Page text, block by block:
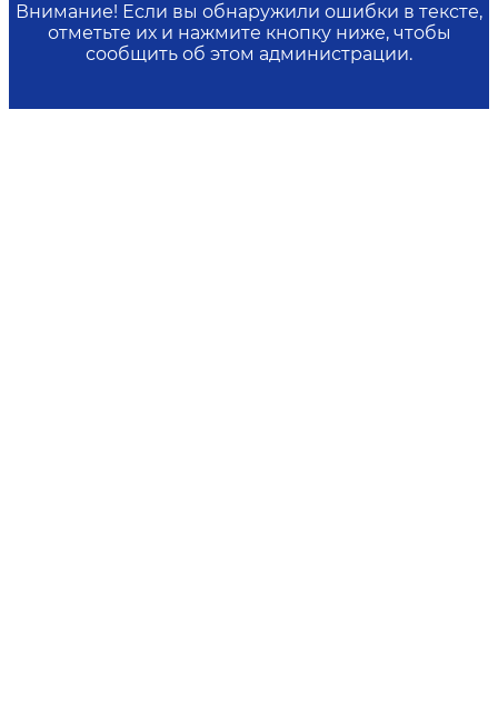
Внимание! Если вы обнаружили ошибки в тексте,
отметьте их и нажмите кнопку ниже, чтобы
сообщить об этом администрации.